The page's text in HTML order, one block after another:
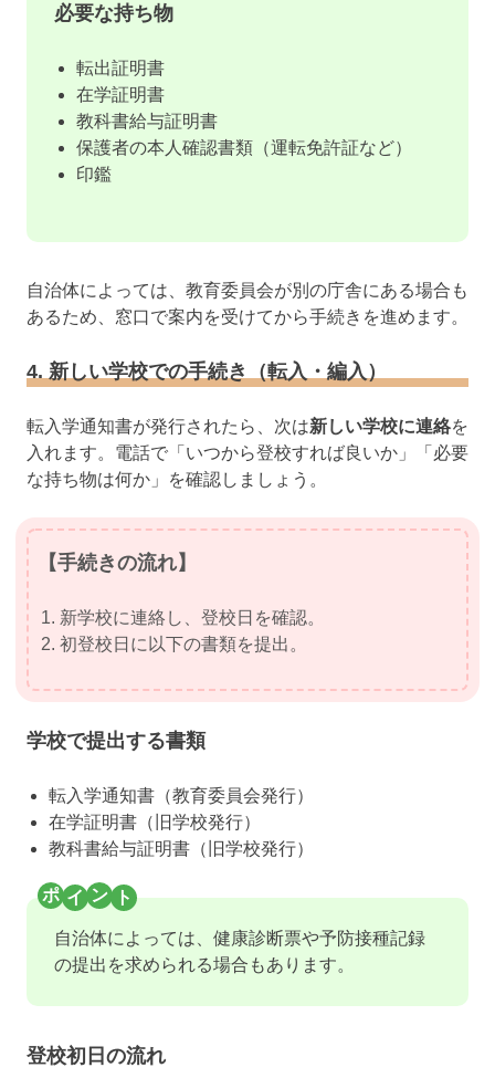
必要な持ち物
転出証明書
在学証明書
教科書給与証明書
保護者の本人確認書類（運転免許証など）
印鑑
自治体によっては、教育委員会が別の庁舎にある場合も
あるため、窓口で案内を受けてから手続きを進めます。
4. 新しい学校での手続き（転入・編入）
転入学通知書が発行されたら、次は新しい学校に連絡を
入れます。電話で「いつから登校すれば良いか」「必要
な持ち物は何か」を確認しましょう。
【手続きの流れ】
新学校に連絡し、登校日を確認。
初登校日に以下の書類を提出。
学校で提出する書類
転入学通知書（教育委員会発行）
在学証明書（旧学校発行）
教科書給与証明書（旧学校発行）
自治体によっては、健康診断票や予防接種記録
の提出を求められる場合もあります。
登校初日の流れ